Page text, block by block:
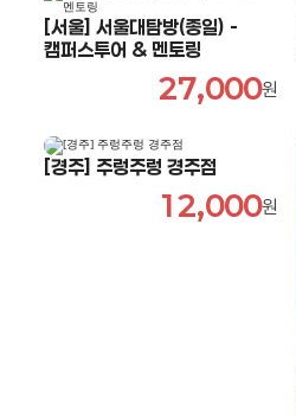
[서울] 서울대탐방(종일) -
캠퍼스투어 & 멘토링
27,000원
[경주] 주렁주렁 경주점
12,000원